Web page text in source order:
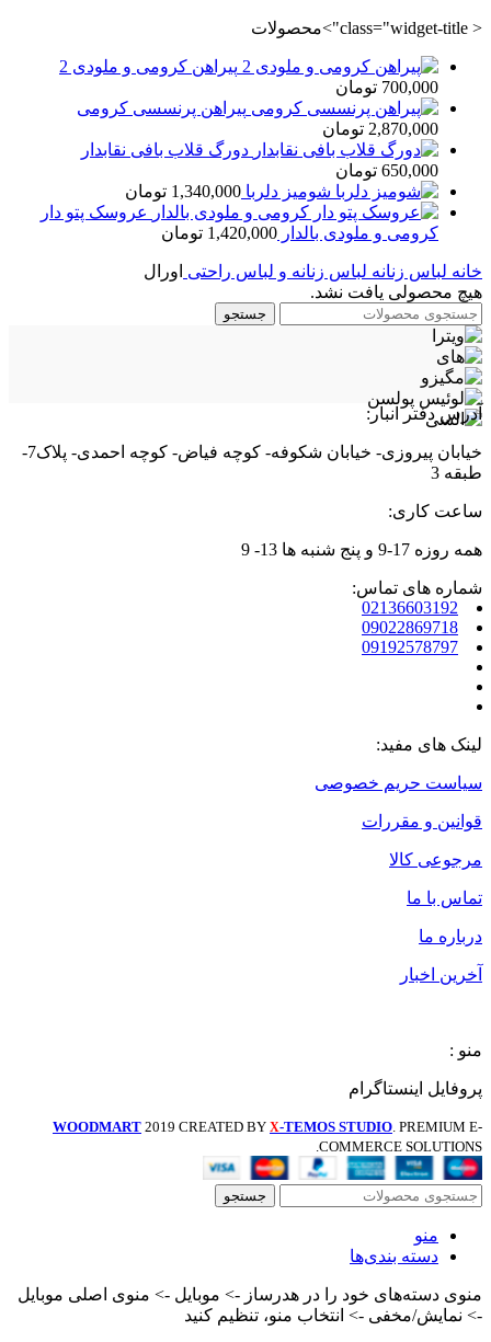
< class="widget-title">محصولات
پیراهن کرومی و ملودی 2
700,000 تومان
پیراهن پرنسسی کرومی
2,870,000 تومان
دورگ قلاب بافی نقابدار
650,000 تومان
شومیز دلربا 1,340,000 تومان
عروسک پتو دار
کرومی و ملودی بالدار 1,420,000 تومان
خانه لباس زنانه لباس زنانه و لباس راحتی اورال
هیچ محصولی یافت نشد.
جستجو
آدرس دفتر انبار:
خیابان پیروزی- خیابان شکوفه- کوچه فیاض- کوچه احمدی- پلاک7-
طبقه 3
ساعت کاری:
همه روزه 17-9 و پنج شنبه ها 13- 9
شماره های تماس:
02136603192
09022869718
09192578797
لینک های مفید:
سیاست حریم خصوصی
قوانین و مقررات
مرجوعی کالا
تماس با ما
درباره ما
آخرین اخبار
منو :
پروفایل اینستاگرام
WOODMART 2019 CREATED BY X-TEMOS STUDIO . PREMIUM E-
COMMERCE SOLUTIONS.
جستجو
منو
دسته بندی‌ها
منوی دسته‌های خود را در هدرساز -> موبایل -> منوی اصلی موبایل
-> نمایش/مخفی -> انتخاب منو، تنظیم کنید